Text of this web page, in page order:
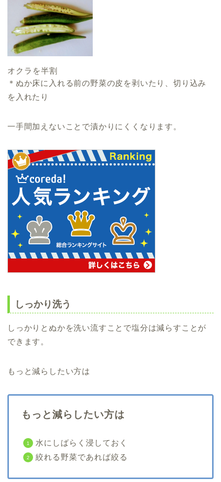
オクラを半割
＊ぬか床に入れる前の野菜の皮を剥いたり、切り込み
を入れたり
一手間加えないこと で漬かりにくくなります。
しっかり洗う
しっかりとぬかを洗い流すことで塩分は減らすことが
できます。
もっと減らしたい方は
もっと減らしたい方は
水にしばらく浸しておく
絞れる野菜であれば絞る